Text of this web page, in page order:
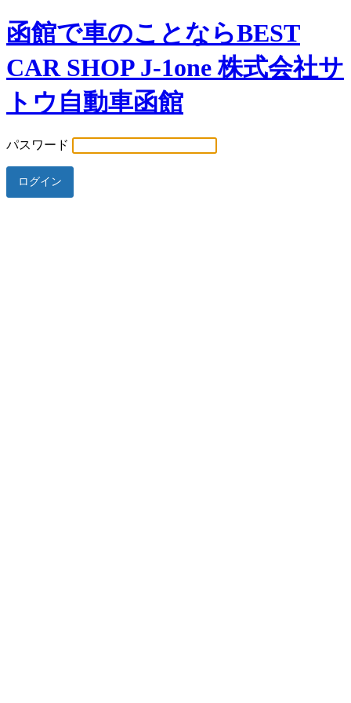
函館で車のことならBEST
CAR SHOP J-1one 株式会社サ
トウ自動車函館
パスワード